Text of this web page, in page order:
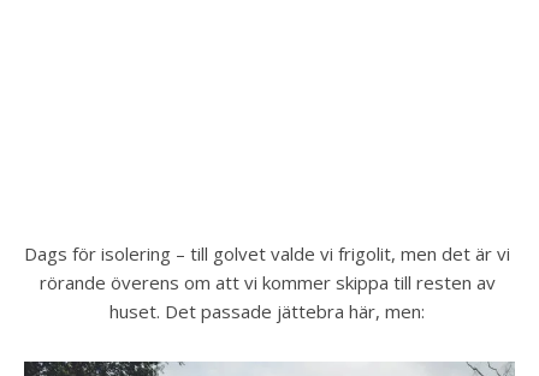
Dags för isolering – till golvet valde vi frigolit, men det är vi
rörande överens om att vi kommer skippa till resten av
huset. Det passade jättebra här, men: